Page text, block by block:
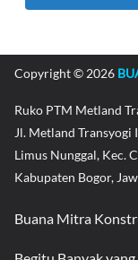
Copyright © 2026
Ruko PTM Metland
Jl. Metland Transyogi
Limus Nunggal, Kec.
Kabupaten Bogor,
Buana Mitra